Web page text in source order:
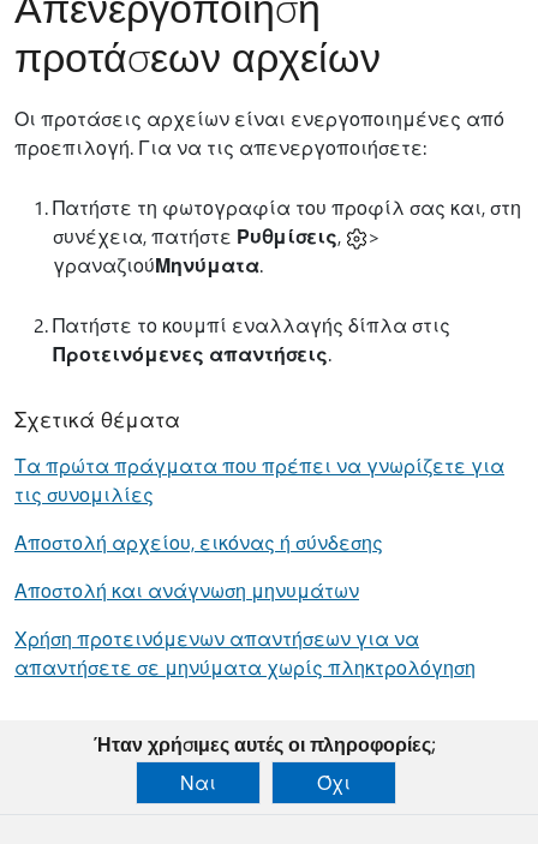
προτάσεων αρχείων
Οι προτάσεις αρχείων είναι ενεργοποιημένες από
προεπιλογή. Για να τις απενεργοποιήσετε:
Πατήστε τη φωτογραφία του προφίλ σας και, στη
συνέχεια, πατήστε Ρυθμίσεις,
>
γραναζιούΜηνύματα.
Πατήστε το κουμπί εναλλαγής δίπλα στις
Προτεινόμενες απαντήσεις.
Σχετικά θέματα
Τα πρώτα πράγματα που πρέπει να γνωρίζετε για
τις συνομιλίες
Αποστολή αρχείου, εικόνας ή σύνδεσης
Αποστολή και ανάγνωση μηνυμάτων
Χρήση προτεινόμενων απαντήσεων για να
απαντήσετε σε μηνύματα χωρίς πληκτρολόγηση
Ήταν χρήσιμες αυτές οι πληροφορίες;
Ναι
Όχι